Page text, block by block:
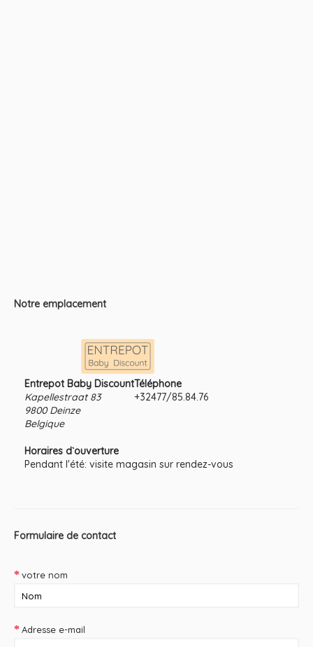
Notre emplacement
Entrepot Baby Discount
Kapellestraat 83
9800 Deinze
Belgique
Téléphone
+32477/85.84.76
Horaires d`ouverture
Pendant l'été: visite magasin sur rendez-vous
Formulaire de contact
votre nom
Adresse e-mail